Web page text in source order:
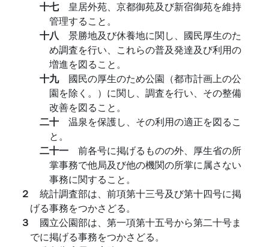
十七 皇居外苑、京都御苑及び新宿御苑を維持
管理すること。
十八 景勝地及び休養地に関し、國民厚生のた
め調査を行い、これらの普及発達及び利用の
増進を図ること。
十九 國民の厚生のため公園（都市計画上の公
園を除く。）に関し、調査を行い、その整備
改善を図ること。
二十 温泉を保護し、その利用の適正を図るこ
と。
二十一 前各号に掲げるものの外、厚生省の所
掌事務で他局及び他の機関の所掌に属さない
事務に関すること。
２ 統計調査部は、前項第十三号及び第十四号に掲
げる事務をつかさどる。
３ 國立公園部は、第一項第十五号から第二十号ま
でに掲げる事務をつかさどる。